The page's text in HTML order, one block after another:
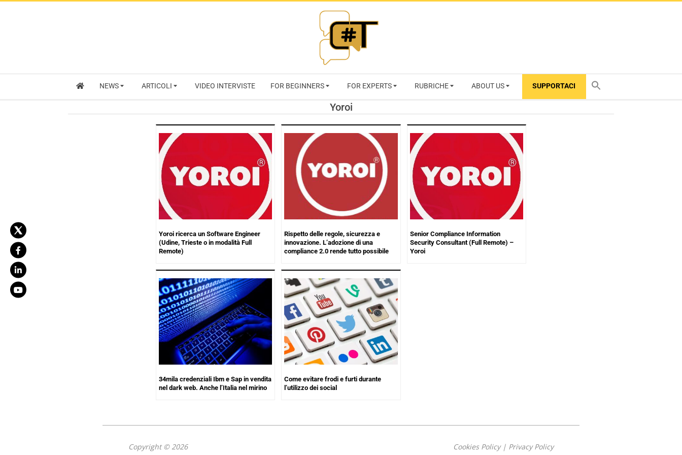
RIVISTA
CYBERSECURITY
TRENDS
NEWS ARTICOLI VIDEO INTERVISTE FOR BEGINNERS FOR EXPERTS RUBRICHE ABOUT US SUPPORTACI
Yoroi
Yoroi ricerca un Software Engineer
(Udine, Trieste o in modalità Full
Remote)
Rispetto delle regole, sicurezza e
innovazione. L’adozione di una
compliance 2.0 rende tutto possibile
Senior Compliance Information
Security Consultant (Full Remote) –
Yoroi
34mila credenziali Ibm e Sap in vendita
nel dark web. Anche l’Italia nel mirino
Come evitare frodi e furti durante
l’utilizzo dei social
Copyright © 2026 Cookies Policy| Privacy Policy